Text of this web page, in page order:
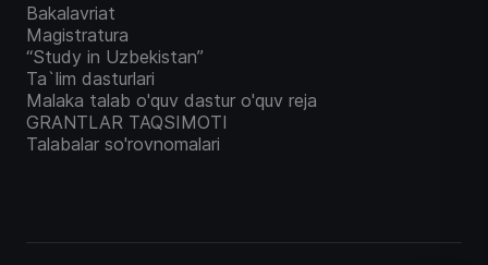
Bakalavriat
Magistratura
“Study in Uzbekistan”
Ta`lim dasturlari
Malaka talab o'quv dastur o'quv reja
GRANTLAR TAQSIMOTI
Talabalar so'rovnomalari